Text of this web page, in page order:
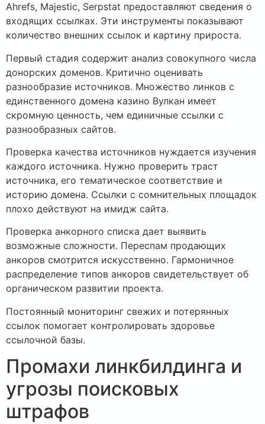
Ahrefs, Majestic, Serpstat предоставляют сведения о
входящих ссылках. Эти инструменты показывают
количество внешних ссылок и картину прироста.
Первый стадия содержит анализ совокупного числа
донорских доменов. Критично оценивать
разнообразие источников. Множество линков с
единственного домена казино Вулкан имеет
скромную ценность, чем единичные ссылки с
разнообразных сайтов.
Проверка качества источников нуждается изучения
каждого источника. Нужно проверить траст
источника, его тематическое соответствие и
историю домена. Ссылки с сомнительных площадок
плохо действуют на имидж сайта.
Проверка анкорного списка дает выявить
возможные сложности. Переспам продающих
анкоров смотрится искусственно. Гармоничное
распределение типов анкоров свидетельствует об
органическом развитии проекта.
Постоянный мониторинг свежих и потерянных
ссылок помогает контролировать здоровье
ссылочной базы.
Промахи линкбилдинга и
угрозы поисковых
штрафов